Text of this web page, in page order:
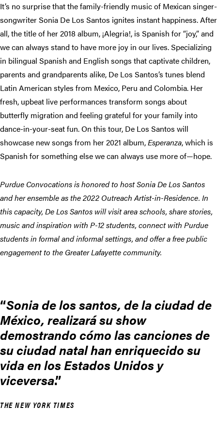
It’s no surprise that the family-friendly music of Mexican singer-
songwriter Sonia De Los Santos ignites instant happiness. After
all, the title of her 2018 album, ¡Alegria!, is Spanish for “joy,” and
we can always stand to have more joy in our lives. Specializing
in bilingual Spanish and English songs that captivate children,
parents and grandparents alike, De Los Santos’s tunes blend
Latin American styles from Mexico, Peru and Colombia. Her
fresh, upbeat live performances transform songs about
butterfly migration and feeling grateful for your family into
dance-in-your-seat fun. On this tour, De Los Santos will
showcase new songs from her 2021 album,Esperanza, which is
Spanish for something else we can always use more of—hope.
Purdue Convocations is honored to host Sonia De Los Santos
and her ensemble as the 2022 Outreach Artist-in-Residence. In
this capacity, De Los Santos will visit area schools, share stories,
music and inspiration with P-12 students, connect with Purdue
students in formal and informal settings, and offer a free public
engagement to the Greater Lafayette community.
Sonia de los santos, de la ciudad de
México, realizará su show
demostrando cómo las canciones de
su ciudad natal han enriquecido su
vida en los Estados Unidos y
viceversa.
THE NEW YORK TIMES